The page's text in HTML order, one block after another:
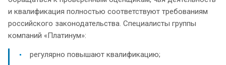
и квалификация полностью соответствуют требованиям
российского законодательства. Специалисты группы
компаний «Платинум»:
регулярно повышают квалификацию;